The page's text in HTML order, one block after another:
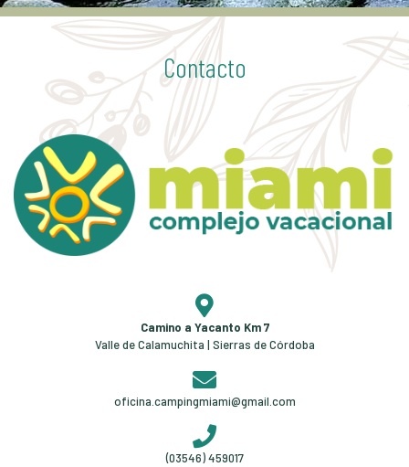
Contacto
Camino a Yacanto Km 7
Valle de Calamuchita | Sierras de Córdoba
oficina.campingmiami@gmail.com
(03546) 459017